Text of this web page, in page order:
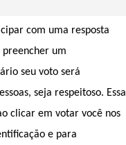
com uma resposta
preencher um
seu voto será
seja respeitoso. Essa
clicar em votar você nos
e para